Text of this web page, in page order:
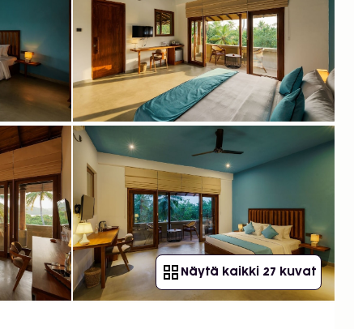
Näytä kaikki 27 kuvat